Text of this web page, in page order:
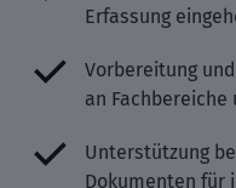
Erfassung
Vorbereitung
an
Unterstützung
Dokumenten für